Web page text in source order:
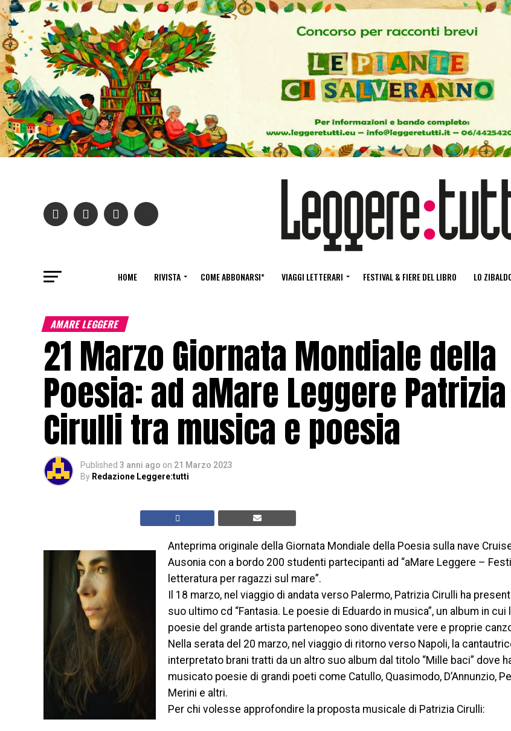
HOME RIVISTA COME ABBONARSI* VIAGGI LETTERARI FESTIVAL & FIERE DEL LIBRO LO
AMARE LEGGERE
21 Marzo Giornata Mondiale della
Poesia: ad aMare Leggere Patrizia
Cirulli tra musica e poesia
Published 3 anni ago on 21 Marzo 2023
By Redazione Leggere:tutti
Anteprima originale della Giornata Mondiale della Poesia sulla nave
Ausonia con a bordo 200 studenti partecipanti ad “aMare Leggere –
letteratura per ragazzi sul mare”.
Il 18 marzo, nel viaggio di andata verso Palermo, Patrizia Cirulli ha
suo ultimo cd “Fantasia. Le poesie di Eduardo in musica”, un album in cui
poesie del grande artista partenopeo sono diventate vere e proprie
Nella serata del 20 marzo, nel viaggio di ritorno verso Napoli, la
interpretato brani tratti da un altro suo album dal titolo “Mille baci” dove
musicato poesie di grandi poeti come Catullo, Quasimodo, D’Annunzio,
Merini e altri.
Per chi volesse approfondire la proposta musicale di Patrizia Cirulli: